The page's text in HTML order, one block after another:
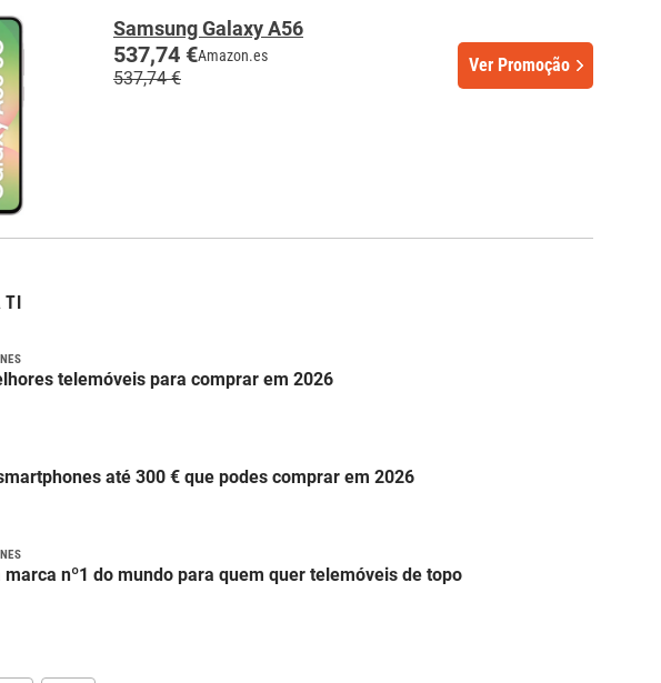
Samsung Galaxy A56
537,74 €Amazon.es
537,74 €
Ver Promoção
telemóveis para comprar em 2026
até 300 € que podes comprar em 2026
marca nº1 do mundo para quem quer telemóveis de topo